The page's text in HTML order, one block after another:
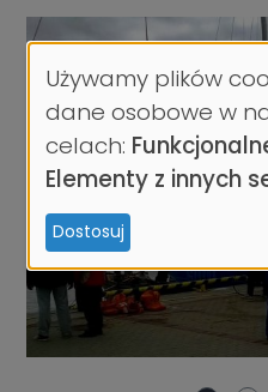
Wykorzystanie
danych
osobowych
i
ciasteczek
Używamy plików
dane osobowe w
celach:
Elementy z innych
Dostosuj